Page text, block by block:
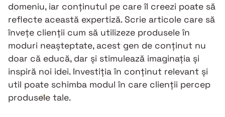
domeniu, iar conținutul pe care îl creezi poate să
reflecte această expertiză. Scrie articole care să
învețe clienții cum să utilizeze produsele în
moduri neașteptate, acest gen de conținut nu
doar că educă, dar și stimulează imaginația și
inspiră noi idei. Investiția în conținut relevant și
util poate schimba modul în care clienții percep
produsele tale.